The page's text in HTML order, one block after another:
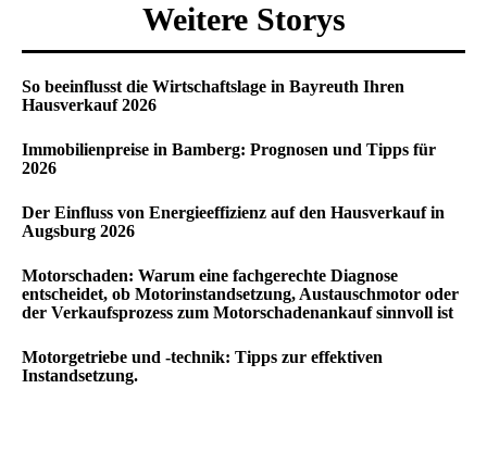
Weitere Storys
So beeinflusst die Wirtschaftslage in Bayreuth Ihren
Hausverkauf 2026
Immobilienpreise in Bamberg: Prognosen und Tipps für
2026
Der Einfluss von Energieeffizienz auf den Hausverkauf in
Augsburg 2026
Motorschaden: Warum eine fachgerechte Diagnose
entscheidet, ob Motorinstandsetzung, Austauschmotor oder
der Verkaufsprozess zum Motorschadenankauf sinnvoll ist
Motorgetriebe und -technik: Tipps zur effektiven
Instandsetzung.